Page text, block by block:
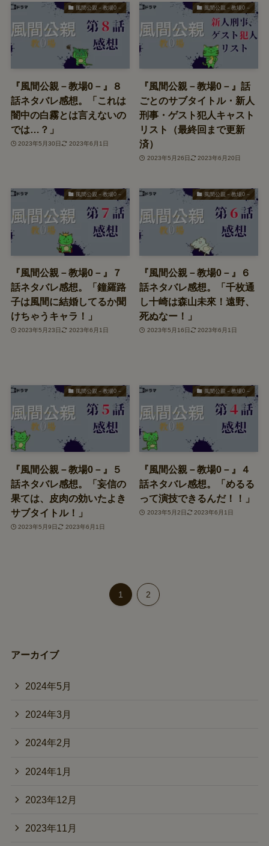
風間公親－教場0－
『風間公親－教場0－』８
話ネタバレ感想。「これは
闇中の白霧とは言えないの
では…？」
2023年5月30日 2023年6月1日
風間公親－教場0－
『風間公親－教場0－』話
ごとのサブタイトル・新人
刑事・ゲスト犯人キャスト
リスト（最終回まで更新
済）
2023年5月26日 2023年6月20日
風間公親－教場0－
『風間公親－教場0－』７
話ネタバレ感想。「鐘羅路
子は風間に結婚してるか聞
けちゃうキャラ！」
2023年5月23日 2023年6月1日
風間公親－教場0－
『風間公親－教場0－』６
話ネタバレ感想。「千枚通
し十崎は森山未來！遠野、
死ぬなー！」
2023年5月16日 2023年6月1日
風間公親－教場0－
『風間公親－教場0－』５
話ネタバレ感想。「妄信の
果ては、皮肉の効いたよき
サブタイトル！」
2023年5月9日 2023年6月1日
風間公親－教場0－
『風間公親－教場0－』４
話ネタバレ感想。「めるる
って演技できるんだ！！」
2023年5月2日 2023年6月1日
1 2
アーカイブ
2024年5月
2024年3月
2024年2月
2024年1月
2023年12月
2023年11月